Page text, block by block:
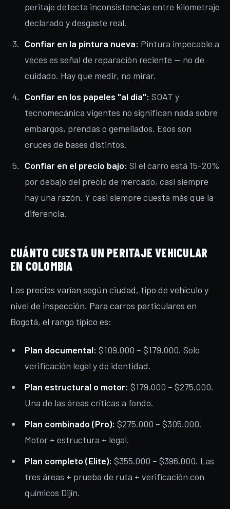
peritaje detecta inconsistencias entre kilometraje
declarado y desgaste real.
Confiar en la pintura nueva: Pintura impecable a
veces es señal de reparación reciente — no de
cuidado. Hay que medir, no mirar.
Confiar en los papeles "al día": SOAT y
tecnomecánica vigentes no significan nada sobre
embargos, prendas o gemeliados. Esos son
cruces de bases distintos.
Confiar en el precio bajo: Si el carro está 15-20%
por debajo del precio de mercado, casi siempre
hay una razón. Y casi siempre cuesta más que la
diferencia.
CUÁNTO CUESTA UN PERITAJE VEHICULAR
EN COLOMBIA
Los precios varían según ciudad, tipo de vehículo y
nivel de inspección. Para carros particulares en
Bogotá, el rango típico es:
Plan documental: $109.000 – $179.000. Solo
verificación legal y de identidad.
Plan estructural o motor: $179.000 – $275.000.
Una de las áreas críticas a fondo.
Plan combinado (Pro): $275.000 – $305.000.
Motor + estructura + legal.
Plan completo (Elite): $355.000 – $396.000. Las
tres áreas + prueba de ruta + verificación con
químicos Dijín.